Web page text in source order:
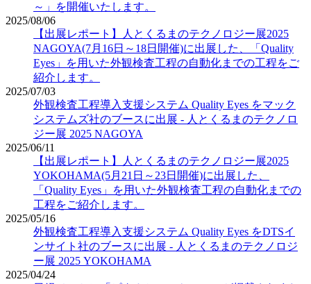
～」を開催いたします。
2025/08/06
【出展レポート】人とくるまのテクノロジー展2025
NAGOYA(7月16日～18日開催)に出展した、「Quality
Eyes」を用いた外観検査工程の自動化までの工程をご
紹介します。
2025/07/03
外観検査工程導入支援システム Quality Eyes をマック
システムズ社のブースに出展 - 人とくるまのテクノロ
ジー展 2025 NAGOYA
2025/06/11
【出展レポート】人とくるまのテクノロジー展2025
YOKOHAMA(5月21日～23日開催)に出展した、
「Quality Eyes」を用いた外観検査工程の自動化までの
工程をご紹介します。
2025/05/16
外観検査工程導入支援システム Quality Eyes をDTSイ
ンサイト社のブースに出展 - 人とくるまのテクノロジ
ー展 2025 YOKOHAMA
2025/04/24